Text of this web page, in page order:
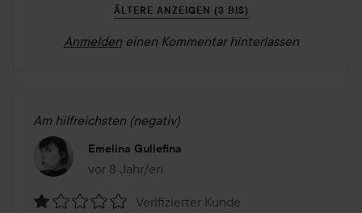
ÄLTERE ANZEIGEN (3 BIS)
Anmelden einen Kommentar hinterlassen
Am hilfreichsten (negativ)
Emelina Gullefina
vor 8 Jahr/en
Der Beitrag wurde vor 8 Jahr/en erstellt
Verifizierter Kunde